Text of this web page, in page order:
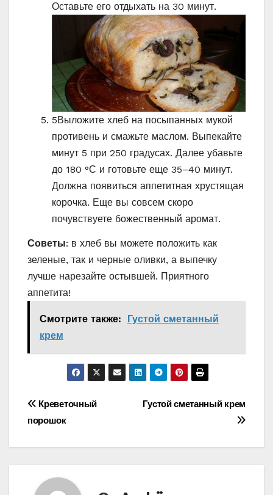
Оставьте его отдыхать на 30 минут.
5Выложите хлеб на посыпанных мукой
противень и смажьте маслом. Выпекайте
минут 5 при 250 градусах. Далее убавьте
до 180 °С и готовьте еще 35–40 минут.
Должна появиться аппетитная хрустящая
корочка. Еще вы совсем скоро
почувствуете божественный аромат.
Советы: в хлеб вы можете положить как
зеленые, так и черные оливки, а выпечку
лучше нарезайте остывшей. Приятного
аппетита!
Смотрите также:
Густой сметанный
крем
Навигация
по
Густой сметанный крем
Креветочный
порошок